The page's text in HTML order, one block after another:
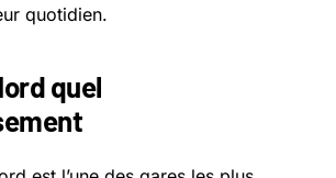
quotidien.
quel